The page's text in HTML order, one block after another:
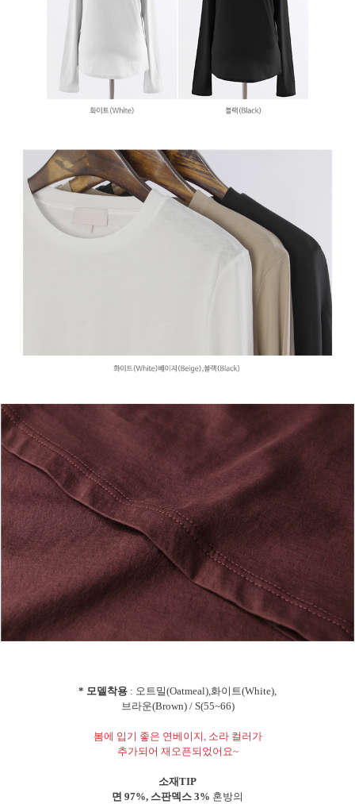
* 모델착용 : 오트밀(Oatmeal),화이트(White),
브라운(Brown) / S(55~66)
봄에 입기 좋은 연베이지, 소라 컬러가
추가되어 재오픈되었어요~
소재TIP
면 97%, 스판덱스 3% 혼방의